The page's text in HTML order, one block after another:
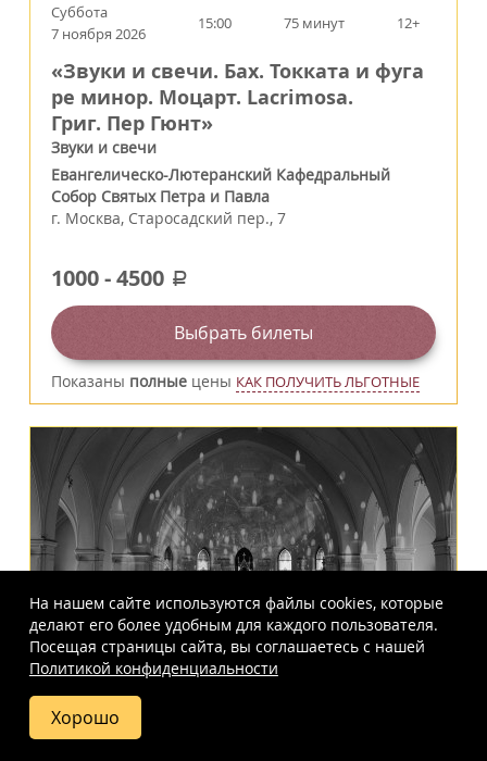
Суббота
7 ноября 2026
15:00 75 минут 12+
«Звуки и свечи. Бах. Токката и фуга
ре минор. Моцарт. Lacrimosa.
Григ. Пер Гюнт»
Звуки и свечи
Евангелическо-Лютеранский Кафедральный
Собор Святых Петра и Павла
г. Москва, Старосадский пер., 7
1000-4500 a
Выбрать билеты
Показаны полные цены КАК ПОЛУЧИТЬ ЛЬГОТНЫЕ
Суббота
21 ноября 2026
15:00
«Звуки и свечи.
Капелла мальчиков и орган»
Купить
билет
На нашем сайте используются файлы cookies, которые
делают его более удобным для каждого пользователя.
Посещая страницы сайта, вы соглашаетесь c нашей
Политикой конфиденциальности
Хорошо